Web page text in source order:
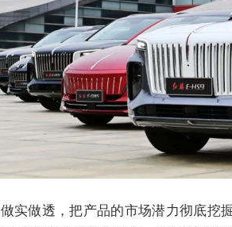
实做透，把产品的市场潜力彻底挖